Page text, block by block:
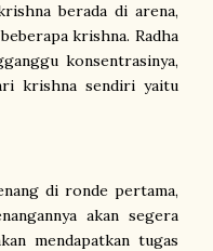
berada di arena,
krishna. Radha
konsentrasinya,
krishna sendiri yaitu
di ronde pertama,
akan segera
mendapatkan tugas